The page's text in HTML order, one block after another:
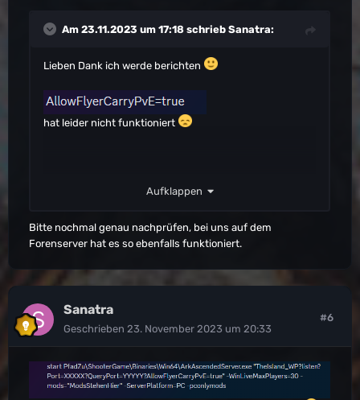
Am 23.11.2023 um 17:18 schrieb Sanatra:
Lieben Dank ich werde berichten
hat leider nicht funktioniert
Aufklappen
Bitte nochmal genau nachprüfen, bei uns auf dem
Forenserver hat es so ebenfalls funktioniert.
Sanatra
Geschrieben 23. November 2023 um 20:33
#6